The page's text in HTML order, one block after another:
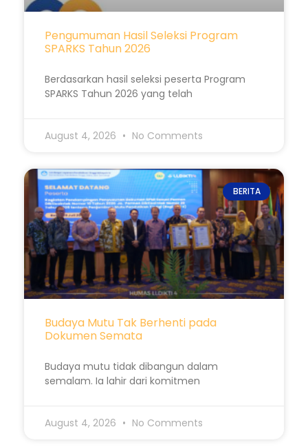
Pengumuman Hasil Seleksi Program
SPARKS Tahun 2026
Berdasarkan hasil seleksi peserta Program
SPARKS Tahun 2026 yang telah
August 4, 2026 No Comments
BERITA
Budaya Mutu Tak Berhenti pada
Dokumen Semata
Budaya mutu tidak dibangun dalam
semalam. Ia lahir dari komitmen
August 4, 2026 No Comments